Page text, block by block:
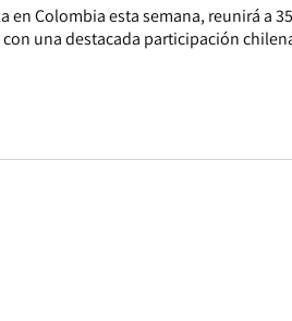
en Colombia esta semana, reunirá a
una destacada participación